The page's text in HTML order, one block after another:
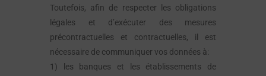
Toutefois, afin de respecter les obligations
légales et d’exécuter des mesures
précontractuelles et contractuelles, il est
nécessaire de communiquer vos données à:
1) les banques et les établissements de